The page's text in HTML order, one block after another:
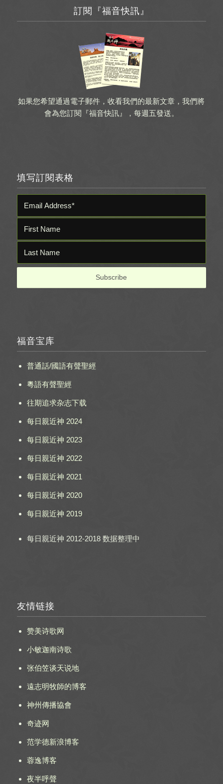
訂閱『福音快訊』
如果您希望通過電子郵件，收看我們的最新文章，我們將
會為您訂閱『福音快訊』，每週五發送。
填写訂閱表格
福音宝库
普通話/國語有聲聖經
粵語有聲聖經
往期追求杂志下载
每日親近神 2024
每日親近神 2023
每日親近神 2022
每日親近神 2021
每日親近神 2020
每日親近神 2019
每日親近神 2012-2018 数据整理中
友情链接
赞美诗歌网
小敏迦南诗歌
张伯笠谈天说地
遠志明牧師的博客
神州傳播協會
奇迹网
范学德新浪博客
蓉逸博客
夜半呼聲